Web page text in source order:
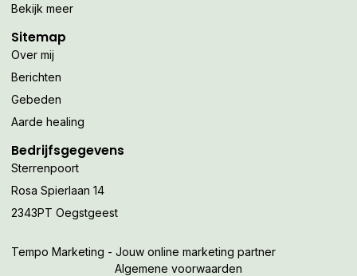
Bekijk meer
Sitemap
Over mij
Berichten
Gebeden
Aarde healing
Bedrijfsgegevens
Sterrenpoort
Rosa Spierlaan 14
2343PT Oegstgeest
Tempo Marketing - Jouw online marketing partner
Algemene voorwaarden